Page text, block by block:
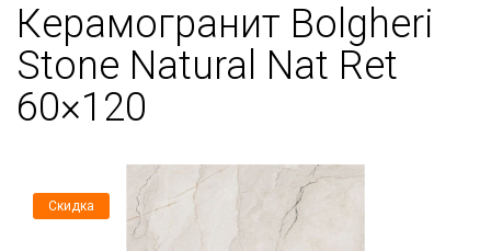
Керамогранит Bolgheri
Stone Natural Nat Ret
60×120
Скидка